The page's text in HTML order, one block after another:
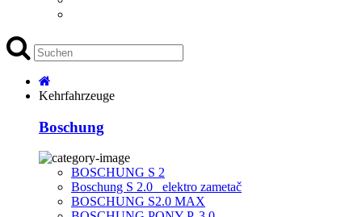
Kehrfahrzeuge
Boschung
BOSCHUNG S 2
Boschung S 2.0 _elektro zametač
BOSCHUNG S2.0 MAX